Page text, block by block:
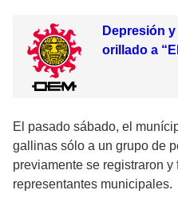
Depresión
orillado a
El pasado sábado, el
gallinas sólo a un grupo de
previamente se registraron
representantes municipales.